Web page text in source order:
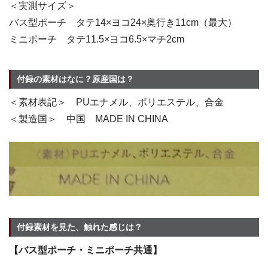
＜実測サイズ＞
バス型ポーチ タテ14×ヨコ24×奥行き11cm（最大）
ミニポーチ タテ11.5×ヨコ6.5×マチ2cm
付録の素材はなに？原産国は？
＜素材表記＞ PUエナメル、ポリエステル、合金
＜製造国＞ 中国 MADE IN CHINA
付録素材を見た、触れた感じは？
【バス型ポーチ・ミニポーチ共通】